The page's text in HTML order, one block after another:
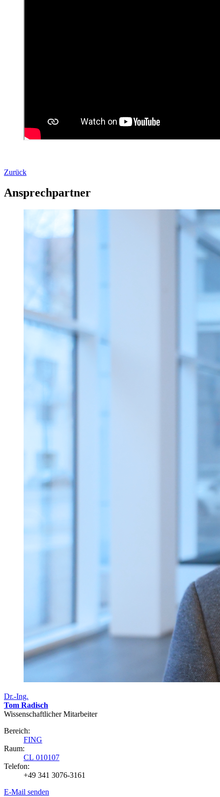
Zurück
Ansprechpartner
Dr.-Ing.
Tom Radisch
Wissenschaftlicher Mitarbeiter
Bereich:
FING
Raum:
CL 010107
Telefon:
+49 341 3076-3161
E-Mail senden